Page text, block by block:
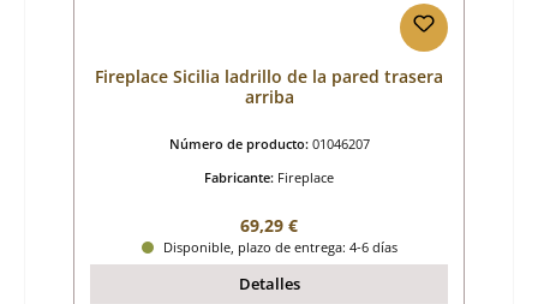
Fireplace Sicilia ladrillo de la pared trasera
arriba
Número de producto: 01046207
Fabricante: Fireplace
Precio normal:
69,29 €
Disponible, plazo de entrega: 4-6 días
Detalles